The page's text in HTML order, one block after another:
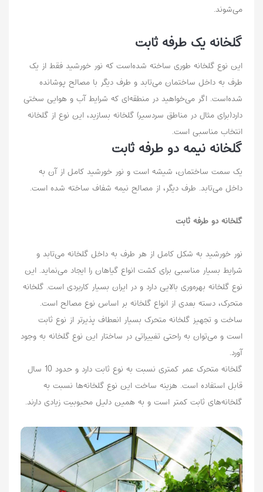
می‌شوند.
گلخانه یک طرفه ثابت
این نوع گلخانه طوری ساخته شده‌است که نور خورشید فقط از یک
طرف به داخل ساختمان می‌تابد و طرف دیگر با مصالح پوشانده
شده‌است. اگر می‌خواهید در منطقه‌ای که شرایط آب و هوایی سختی
دارد(برای مثال در مناطق سردسیر) گلخانه بسازید، این نوع از گلخانه
انتخاب مناسبی‌ است.
گلخانه نیمه دو طرفه ثابت
یک سمت ساختمان، شیشه است و نور خورشید کامل از آن به
داخل می‌تابد. طرف دیگر، از مصالح نیمه شفاف ساخته شده ‌است.
گلخانه دو طرفه ثابت
نور خورشید به شکل کامل از هر طرف به داخل گلخانه می‌تابد و
شرایط بسیار مناسبی برای کشت انواع گیاهان را ایجاد می‌نماید. این
نوع گلخانه بهره‌وری بالایی دارد و در ایران بسیار کاربردی است. گلخانه
متحرک، دسته بعدی از انواع گلخانه بر اساس نوع مصالح است.
ساخت و تجهیز گلخانه متحرک بسیار انعطاف پذیرتر از نوع ثابت
است و می‌توان به راحتی تغییراتی در ساختار این نوع گلخانه به وجود
آورد‌.
گلخانه متحرک عمر کمتری نسبت به نوع ثابت دارد و حدود 10 سال
قابل استفاده است. هزینه ساخت این نوع گلخانه‌ها نسبت به
گلخانه‌های ثابت کمتر است و به همین دلیل محبوبیت زیادی دارند.